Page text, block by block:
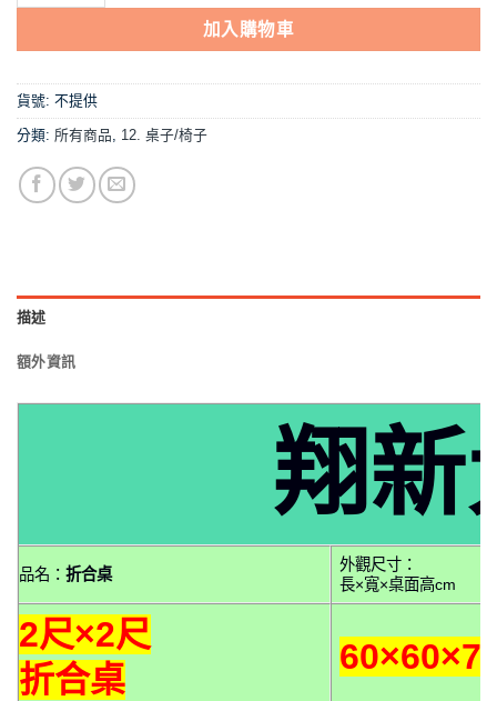
加入購物車
貨號: 不提供
分類: 所有商品, 12. 桌子/椅子
描述
額外資訊
翔新
品名： 折合桌
外觀尺寸：
長×寬×桌面高cm
2尺×2尺
折合桌